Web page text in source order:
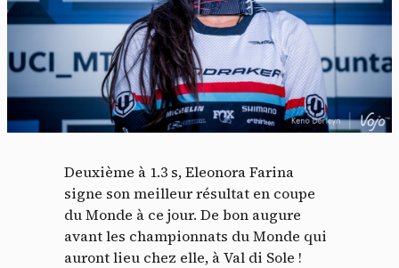
Deuxième à 1.3 s, Eleonora Farina
signe son meilleur résultat en coupe
du Monde à ce jour. De bon augure
avant les championnats du Monde qui
auront lieu chez elle, à Val di Sole !